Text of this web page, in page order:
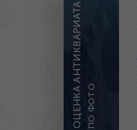
ОЦЕНКА АНТИКВАРИАТАПО ФОТО